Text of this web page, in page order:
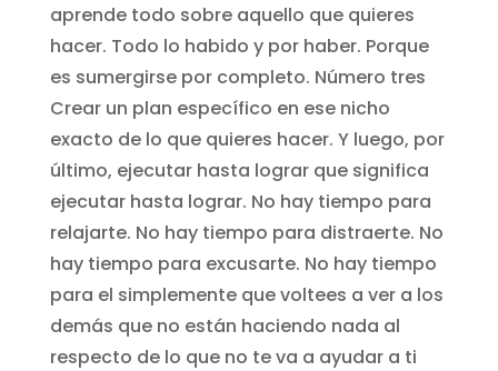
aprende todo sobre aquello que quieres
hacer. Todo lo habido y por haber. Porque
es sumergirse por completo. Número tres
Crear un plan específico en ese nicho
exacto de lo que quieres hacer. Y luego, por
último, ejecutar hasta lograr que significa
ejecutar hasta lograr. No hay tiempo para
relajarte. No hay tiempo para distraerte. No
hay tiempo para excusarte. No hay tiempo
para el simplemente que voltees a ver a los
demás que no están haciendo nada al
respecto de lo que no te va a ayudar a ti